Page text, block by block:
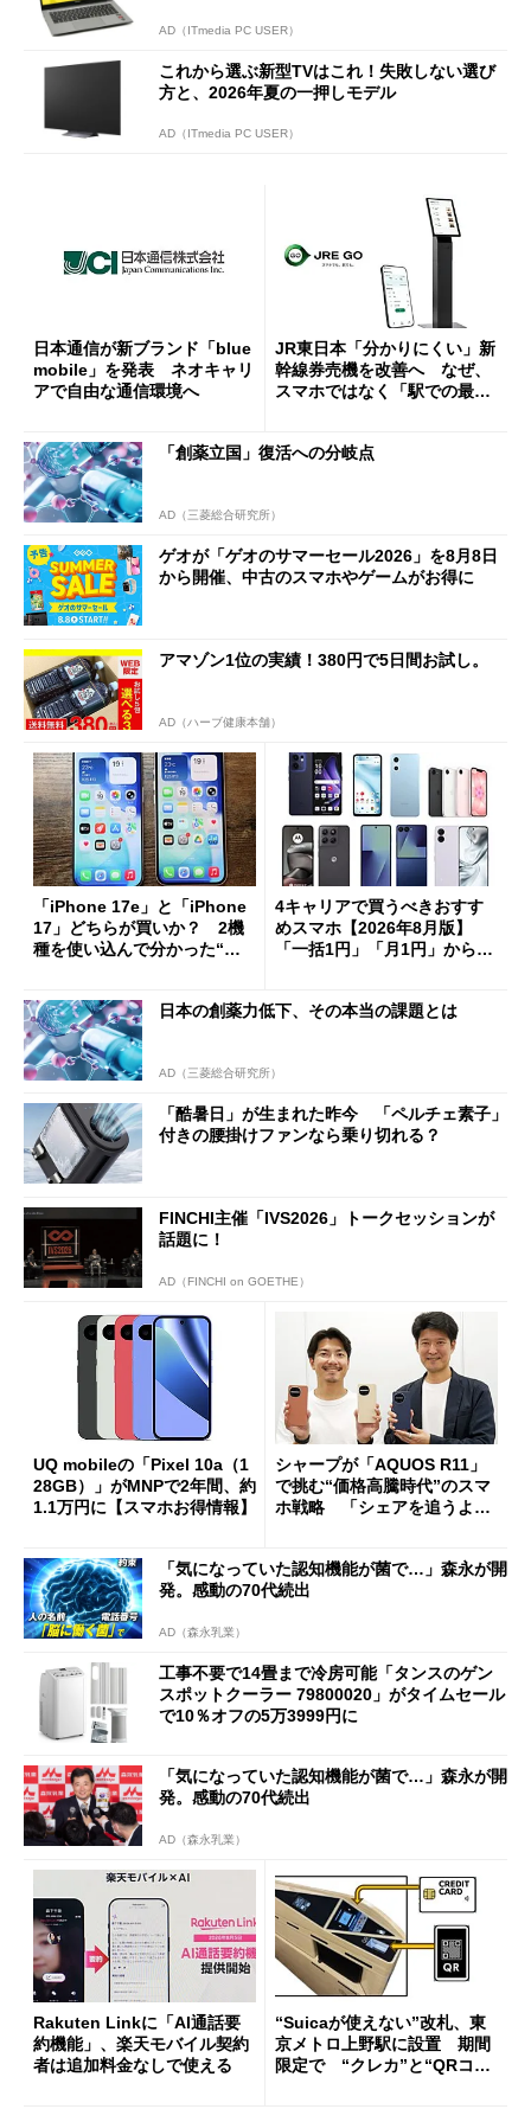
AD（ITmedia PC USER）
これから選ぶ新型TVはこれ！失敗しない選び
方と、2026年夏の一押しモデル
AD（ITmedia PC USER）
日本通信が新ブランド「blue
mobile」を発表 ネオキャリ
アで自由な通信環境へ
JR東日本「分かりにくい」新
幹線券売機を改善へ なぜ、
スマホではなく「駅での最短
「創薬立国」復活への分岐点
AD（三菱総合研究所）
ゲオが「ゲオのサマーセール2026」を8月8日
から開催、中古のスマホやゲームがお得に
アマゾン1位の実績！380円で5日間お試し。
AD（ハーブ健康本舗）
「iPhone 17e」と「iPhone
17」どちらが買いか？ 2機
種を使い込んで分かった“ス
4キャリアで買うべきおすす
めスマホ【2026年8月版】
「一括1円」「月1円」からお
日本の創薬力低下、その本当の課題とは
AD（三菱総合研究所）
「酷暑日」が生まれた昨今 「ペルチェ素子」
付きの腰掛けファンなら乗り切れる？
FINCHI主催「IVS2026」トークセッションが
話題に！
AD（FINCHI on GOETHE）
UQ mobileの「Pixel 10a（1
28GB）」がMNPで2年間、約
1.1万円に【スマホお得情報】
シャープが「AQUOS R11」
で挑む“価格高騰時代”のスマ
ホ戦略 「シェアを追うより
「気になっていた認知機能が菌で…」森永が開
発。感動の70代続出
AD（森永乳業）
工事不要で14畳まで冷房可能「タンスのゲン
スポットクーラー 79800020」がタイムセール
で10％オフの5万3999円に
「気になっていた認知機能が菌で…」森永が開
発。感動の70代続出
AD（森永乳業）
Rakuten Linkに「AI通話要
約機能」、楽天モバイル契約
者は追加料金なしで使える
“Suicaが使えない”改札、東
京メトロ上野駅に設置 期間
限定で “クレカ”と“QRコー